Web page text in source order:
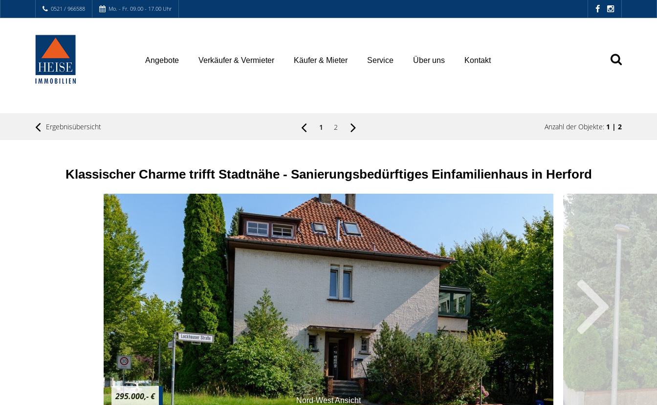
0521 / 966588 Mo. - Fr. 09.00 - 17.00 Uhr
Angebote Verkäufer & Vermieter Käufer & Mieter Service Über uns Kontakt
Ergebnisübersicht 1 2 Anzahl der Objekte: 1 | 2
Klassischer Charme trifft Stadtnähe - Sanierungsbedürftiges Einfamilienhaus in Herford
Nord-West Ansicht
295.000,- €